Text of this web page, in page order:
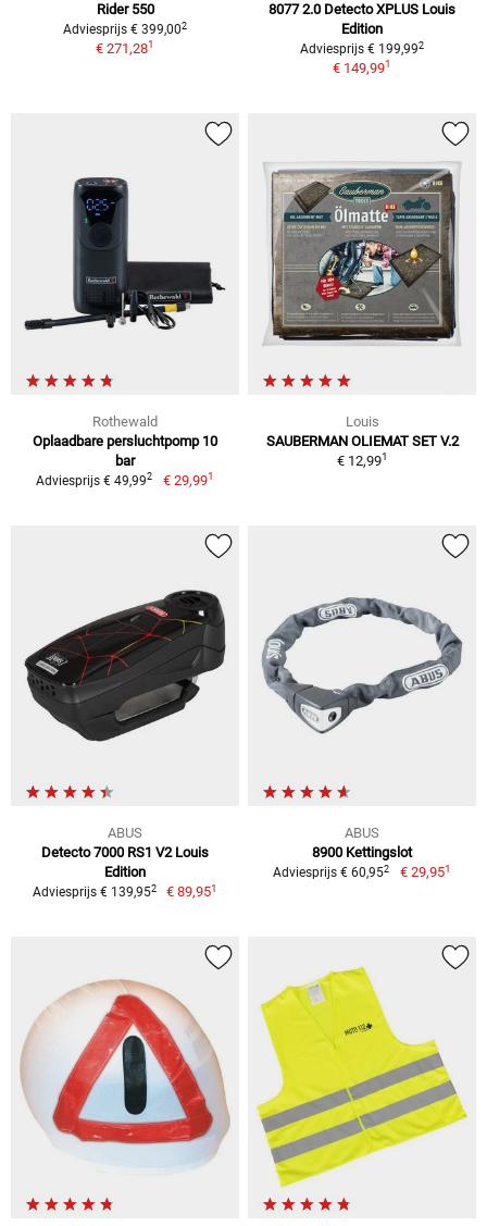
Rider 550
Adviesprijs € 399,002
€ 271,281
8077 2.0 Detecto XPLUS Louis
Edition
Adviesprijs € 199,992
€ 149,991
Rothewald
Oplaadbare persluchtpomp 10
bar
Adviesprijs € 49,992 € 29,991
Louis
SAUBERMAN OLIEMAT SET V.2
€ 12,991
ABUS
Detecto 7000 RS1 V2 Louis
Edition
Adviesprijs € 139,952 € 89,951
ABUS
8900 Kettingslot
Adviesprijs € 60,952 € 29,951